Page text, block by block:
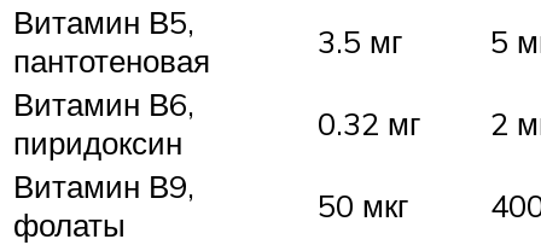
Витамин В5,
пантотеновая
3.5 мг
5
Витамин В6,
пиридоксин
0.32 мг
2
Витамин В9,
фолаты
50 мкг